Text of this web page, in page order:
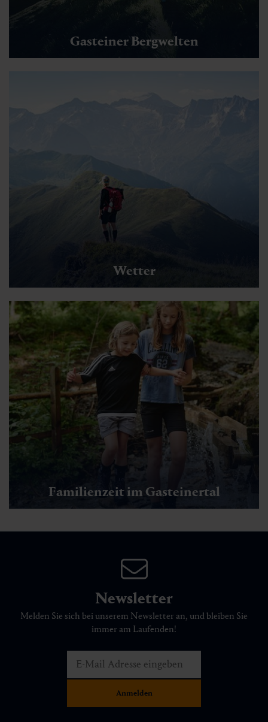
🔖
4.5 km
🞽
Zirbenwanderweg
🏀 🔖 🜏 🞽
Gasteiner Bergwelten
Wetter
Familienzeit im Gasteinertal
Newsletter
Melden Sie sich bei unserem Newsletter an, und bleiben Sie
immer am Laufenden!